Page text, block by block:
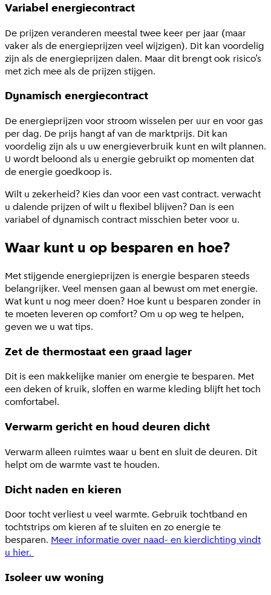
Variabel energiecontract
De prijzen veranderen meestal twee keer per jaar (maar
vaker als de energieprijzen veel wijzigen). Dit kan voordelig
zijn als de energieprijzen dalen. Maar dit brengt ook risico’s
met zich mee als de prijzen stijgen.
Dynamisch energiecontract
De energieprijzen voor stroom wisselen per uur en voor gas
per dag. De prijs hangt af van de marktprijs. Dit kan
voordelig zijn als u uw energieverbruik kunt en wilt plannen.
U wordt beloond als u energie gebruikt op momenten dat
de energie goedkoop is.
Wilt u zekerheid? Kies dan voor een vast contract. verwacht
u dalende prijzen of wilt u flexibel blijven? Dan is een
variabel of dynamisch contract misschien beter voor u.
Waar kunt u op besparen en hoe?
Met stijgende energieprijzen is energie besparen steeds
belangrijker. Veel mensen gaan al bewust om met energie.
Wat kunt u nog meer doen? Hoe kunt u besparen zonder in
te moeten leveren op comfort? Om u op weg te helpen,
geven we u wat tips.
Zet de thermostaat een graad lager
Dit is een makkelijke manier om energie te besparen. Met
een deken of kruik, sloffen en warme kleding blijft het toch
comfortabel.
Verwarm gericht en houd deuren dicht
Verwarm alleen ruimtes waar u bent en sluit de deuren. Dit
helpt om de warmte vast te houden.
Dicht naden en kieren
Door tocht verliest u veel warmte. Gebruik tochtband en
tochtstrips om kieren af te sluiten en zo energie te
besparen. Meer informatie over naad- en kierdichting vindt
u hier.
Isoleer uw woning